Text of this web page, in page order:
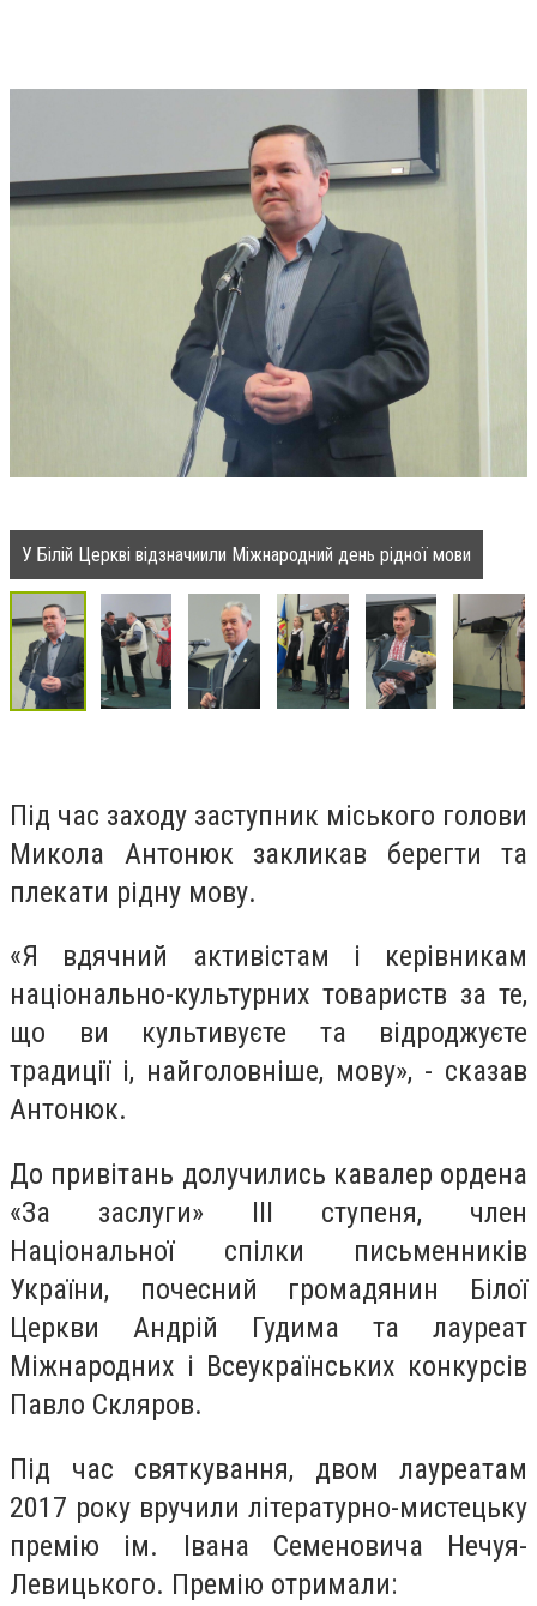
У Білій Церкві відзначиили Міжнародний день рідної мови
Під час заходу заступник міського голови
Микола Антонюк закликав берегти та
плекати рідну мову.
«Я вдячний активістам і керівникам
національно-культурних товариств за те,
що ви культивуєте та відроджуєте
традиції і, найголовніше, мову», - сказав
Антонюк.
До привітань долучились кавалер ордена
«За заслуги» ІІІ ступеня, член
Національної спілки письменників
України, почесний громадянин Білої
Церкви Андрій Гудима та лауреат
Міжнародних і Всеукраїнських конкурсів
Павло Скляров.
Під час святкування, двом лауреатам
2017 року вручили літературно-мистецьку
премію ім. Івана Семеновича Нечуя-
Левицького. Премію отримали: